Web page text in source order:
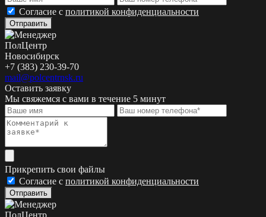
Cогласие с политикой конфиденциальности
Отправить
ПолЦентр
Новосибирск
+7 (383) 230-39-70
mail@polcentrnsk.ru
Оставить заявку
Мы свяжемся с вами в течение 5 минут
Прикрепить свои файлы
Cогласие с политикой конфиденциальности
Отправить
ПолЦентр